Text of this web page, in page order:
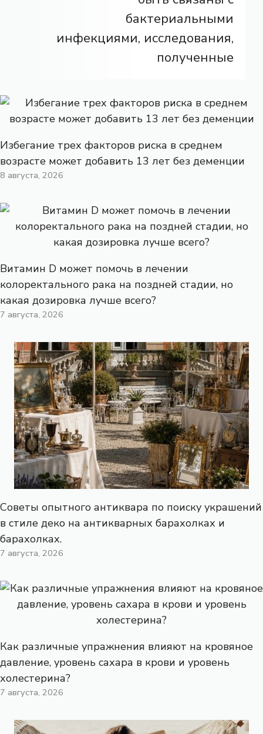
бактериальными
инфекциями, исследования,
полученные
Избегание трех факторов риска в среднем
возрасте может добавить 13 лет без деменции
8 августа, 2026
Витамин D может помочь в лечении
колоректального рака на поздней стадии, но
какая дозировка лучше всего?
7 августа, 2026
Советы опытного антиквара по поиску украшений
в стиле деко на антикварных барахолках и
барахолках.
7 августа, 2026
Как различные упражнения влияют на кровяное
давление, уровень сахара в крови и уровень
холестерина?
7 августа, 2026